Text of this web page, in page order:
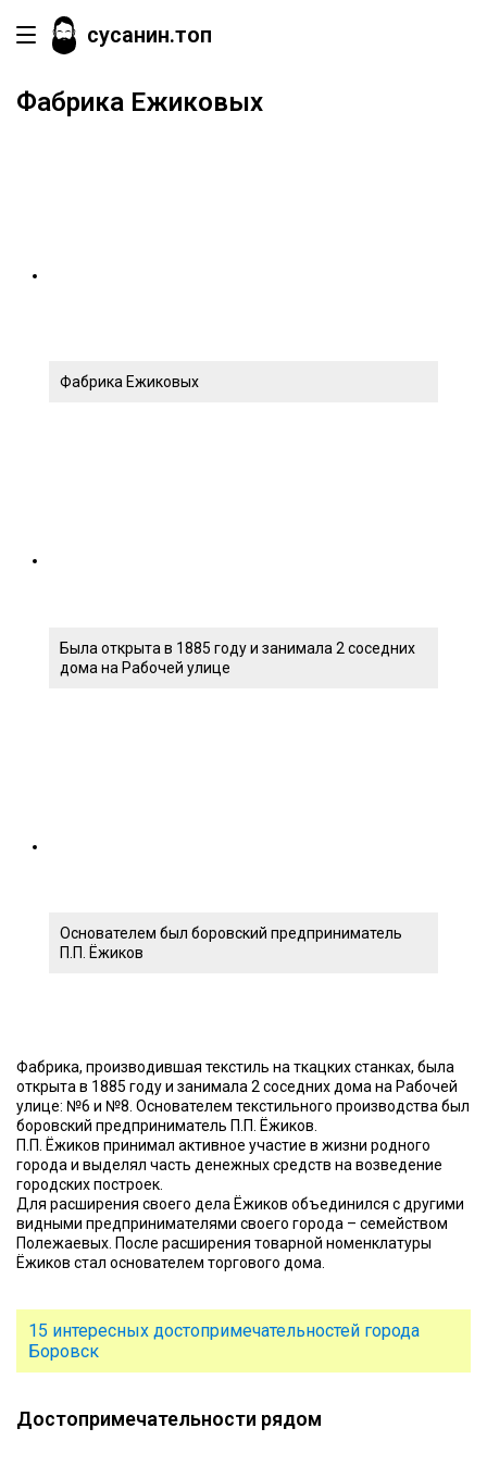
сусанин.топ
Фабрика Ежиковых
Фабрика Ежиковых
Была открыта в 1885 году и занимала 2 соседних
дома на Рабочей улице
Основателем был боровский предприниматель
П.П. Ёжиков
Фабрика, производившая текстиль на ткацких станках, была
открыта в 1885 году и занимала 2 соседних дома на Рабочей
улице: №6 и №8. Основателем текстильного производства был
боровский предприниматель П.П. Ёжиков.
П.П. Ёжиков принимал активное участие в жизни родного
города и выделял часть денежных средств на возведение
городских построек.
Для расширения своего дела Ёжиков объединился с другими
видными предпринимателями своего города – семейством
Полежаевых. После расширения товарной номенклатуры
Ёжиков стал основателем торгового дома.
15 интересных достопримечательностей города
Боровск
Достопримечательности рядом